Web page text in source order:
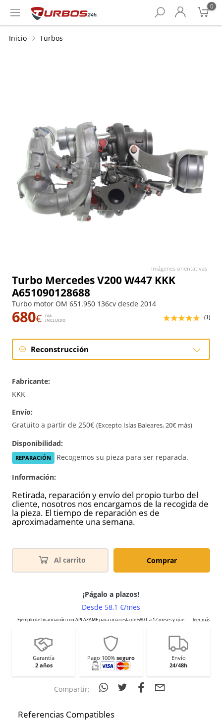
0
Inicio Turbos
Turbo Mercedes V200 W447 KKK
A651090128688
Turbo motor OM 651.950 136cv desde 2014
680€
IVA
INCLUIDO
(1)
Reconstrucción
Fabricante:
KKK
Envío:
Gratuito a partir de 250€ (Excepto Islas Baleares, 20€ más)
Disponibilidad:
REPARACIÓN Recogemos su pieza para ser reparada.
Información:
Retirada, reparación y envío del propio turbo del
cliente, nosotros nos encargamos de la recogida de
la pieza. El tiempo de reparación es de
aproximadamente una semana.
Al carrito Comprar
Garantía
2 años
Pago 100% seguro
Envío
24/48h
Compartir:
Imágenes orientativas
Referencias Compatibles